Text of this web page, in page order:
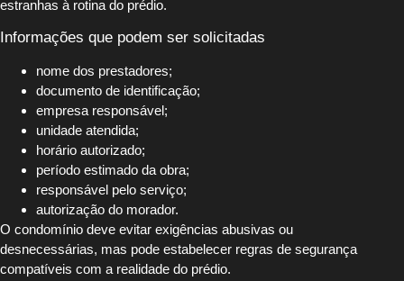
estranhas à rotina do prédio.
Informações que podem ser solicitadas
nome dos prestadores;
documento de identificação;
empresa responsável;
unidade atendida;
horário autorizado;
período estimado da obra;
responsável pelo serviço;
autorização do morador.
O condomínio deve evitar exigências abusivas ou
desnecessárias, mas pode estabelecer regras de segurança
compatíveis com a realidade do prédio.